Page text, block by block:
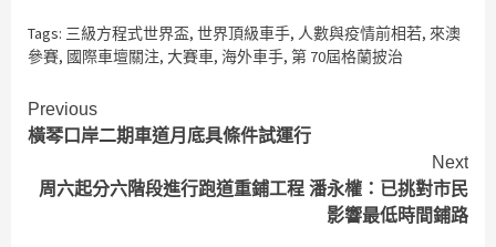
Tags: 三級方程式世界盃, 世界頂級車手, 人數與疫情前相若, 來澳
參賽, 國際車壇關注, 大賽車, 海外車手, 第 70屆格蘭披治
Continue
Reading
Previous
橫琴口岸二期車道月底具條件試運行
Next
周六起分六階段進行跑道重鋪工程 潘永權：已挑對市民
影響最低時間鋪路